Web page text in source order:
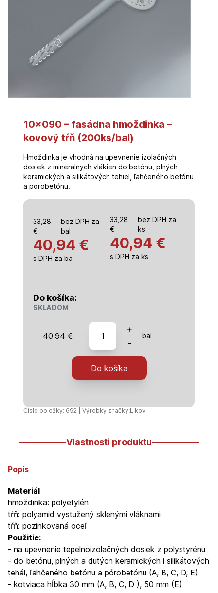
10×090 – fasádna hmoždinka –
kovový tŕň (200ks/bal)
Hmoždinka je vhodná na upevnenie izolačných
dosiek z minerálnych vlákien do betónu, plných
keramických a silikátových tehiel, ľahčeného betónu
a porobetónu.
33,28
€
bez DPH za
bal
40,94 €
s DPH za bal
33,28
€
bez DPH za
ks
40,94 €
s DPH za ks
Do košíka:
SKLADOM
40,94 €
množstvo
10x090
-
fasádna
hmoždinka
tŕň
+
-
bal
Do košíka
Číslo položky: 692 | Výrobky značky:Likov
Vlastnosti produktu
Popis
Materiál
hmoždinka: polyetylén
tŕň: polyamid vystužený sklenými vláknami
tŕň: pozinkovaná oceľ
Použitie:
- na upevnenie tepelnoizolačných dosiek z polystyrénu
- do betónu, plných a dutých keramických i silikátových
tehál, ľahčeného betónu a pórobetónu (A, B, C, D, E)
- kotviaca hĺbka 30 mm (A, B, C, D ), 50 mm (E)